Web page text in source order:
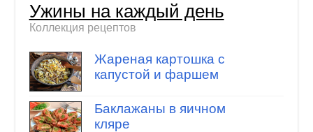
Ужины на каждый день
Коллекция рецептов
Жареная картошка с
капустой и фаршем
Баклажаны в яичном
кляре